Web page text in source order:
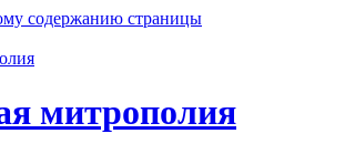
содержанию страницы
митрополия